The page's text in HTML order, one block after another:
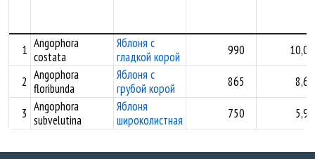
1 Angophora
costata
Яблоня с
гладкой корой
990 10,00
2 Angophora
floribunda
Яблоня с
грубой корой
865 8,60
3 Angophora
subvelutina
Яблоня
широколистная
750 5,93